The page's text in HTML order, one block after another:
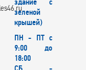
зеленой
крышей)
ПН - ПТ с
9:00 до
18:00